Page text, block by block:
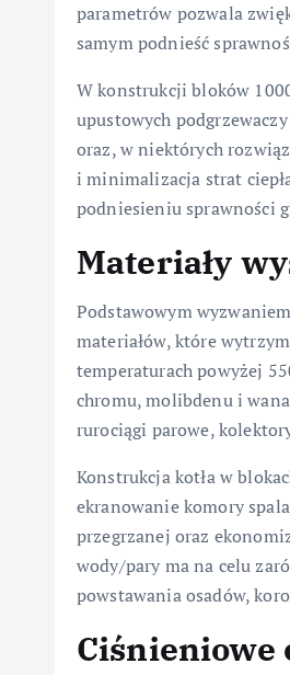
parametrów pozwala
samym podnieść
W konstrukcji bloków
upustowych
oraz, w niektórych
i minimalizacja strat
podniesieniu sprawności
Materiały
Podstawowym
materiałów, które
temperaturach powyżej
chromu, molibdenu i
rurociągi parowe,
Konstrukcja kotła w
ekranowanie komory
przegrzanej oraz
wody/pary ma na celu
powstawania osadów,
Ciśnieniowe